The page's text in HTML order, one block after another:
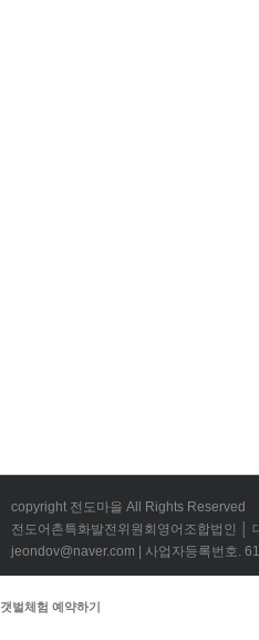
copyright 전도마을 All Rights Reserved
전도어촌특화발전위원회영어조합법인 │
jeondov@naver.com | 사업자등록번호.
갯벌체험 예약하기